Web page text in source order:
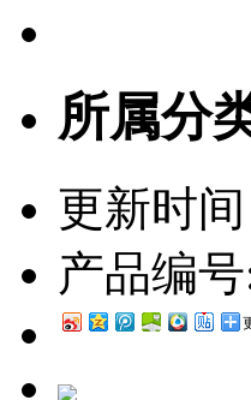
所属分
更新时
产品编